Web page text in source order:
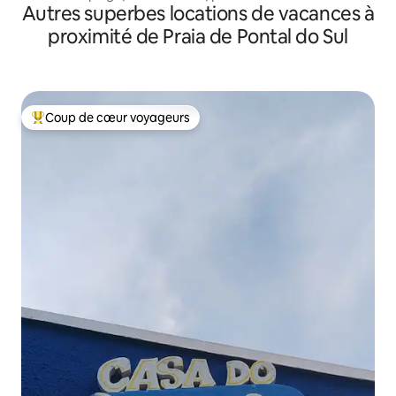
Autres superbes locations de vacances à
proximité de Praia de Pontal do Sul
Coups de cœur voyageurs les plus appréciés
Coup de cœur voyageurs